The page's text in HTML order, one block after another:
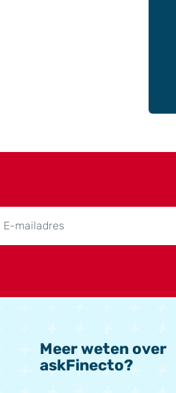
Meer weten over
askFinecto?